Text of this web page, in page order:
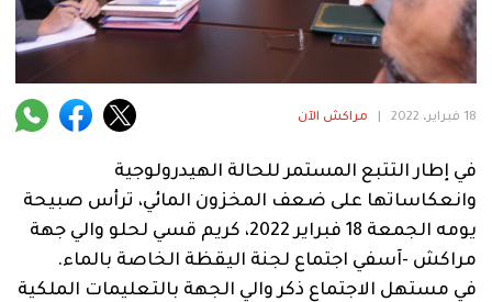
فنية
منوعة
آراء
18 فبراير، 2022 مراكش الآن
في إطار التتبع المستمر للحالة الهيدرولوجية
وانعكاساتها على ضعف المخزون المائي، ترأس صبيحة
يومه الجمعة 18 فبراير 2022، كريم قسي لحلو والي جهة
مراكش -آسفي اجتماع لجنة اليقظة الخاصة بالماء.
في مستهل الاجتماع ذكر والي الجهة بالتعليمات الملكية